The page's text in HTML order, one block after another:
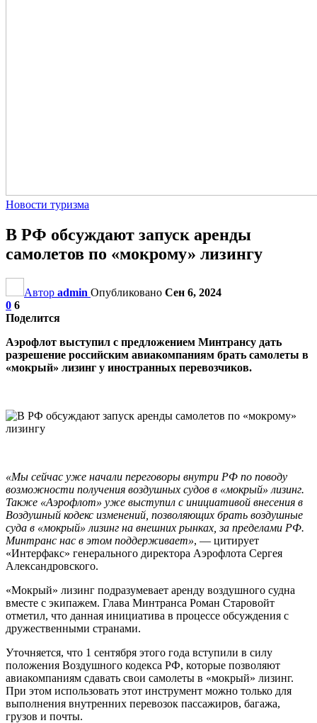
Новости туризма
В РФ обсуждают запуск аренды
самолетов по «мокрому» лизингу
Автор admin Опубликовано Сен 6, 2024
0 6
Поделится
Аэрофлот выступил с предложением Минтрансу дать
разрешение российским авиакомпаниям брать самолеты в
«мокрый» лизинг у иностранных перевозчиков.
«Мы сейчас уже начали переговоры внутри РФ по поводу
возможности получения воздушных судов в «мокрый» лизинг.
Также «Аэрофлот» уже выступил с инициативой внесения в
Воздушный кодекс изменений, позволяющих брать воздушные
суда в «мокрый» лизинг на внешних рынках, за пределами РФ.
Минтранс нас в этом поддерживает», — цитирует
«Интерфакс» генерального директора Аэрофлота Сергея
Александровского.
«Мокрый» лизинг подразумевает аренду воздушного судна
вместе с экипажем. Глава Минтранса Роман Старовойт
отметил, что данная инициатива в процессе обсуждения с
дружественными странами.
Уточняется, что 1 сентября этого года вступили в силу
положения Воздушного кодекса РФ, которые позволяют
авиакомпаниям сдавать свои самолеты в «мокрый» лизинг.
При этом использовать этот инструмент можно только для
выполнения внутренних перевозок пассажиров, багажа,
грузов и почты.